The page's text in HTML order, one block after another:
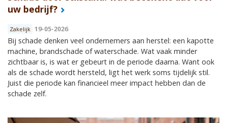
uw bedrijf?
Zakelijk 19-05-2026
Bij schade denken veel ondernemers aan herstel: een kapotte
machine, brandschade of waterschade. Wat vaak minder
zichtbaar is, is wat er gebeurt in de periode daarna. Want ook
als de schade wordt hersteld, ligt het werk soms tijdelijk stil.
Juist die periode kan financieel meer impact hebben dan de
schade zelf.